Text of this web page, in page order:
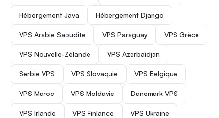
Hébergement Java Hébergement Django
VPS Arabie Saoudite VPS Paraguay VPS Grèce
VPS Nouvelle-Zélande VPS Azerbaïdjan
Serbie VPS VPS Slovaquie VPS Belgique
VPS Maroc VPS Moldavie Danemark VPS
VPS Irlande VPS Finlande VPS Ukraine